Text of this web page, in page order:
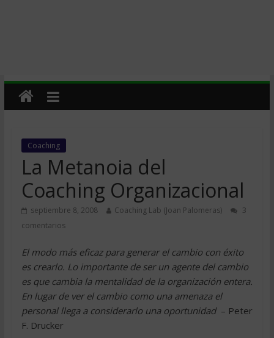
Coaching
La Metanoia del
Coaching Organizacional
septiembre 8, 2008 Coaching Lab (Joan Palomeras)
3
comentarios
El modo más eficaz para generar el cambio con éxito
es crearlo. Lo importante de ser un agente del cambio
es que cambia la mentalidad de la organización entera.
En lugar de ver el cambio como una amenaza el
personal llega a considerarlo una oportunidad  – Peter
F. Drucker